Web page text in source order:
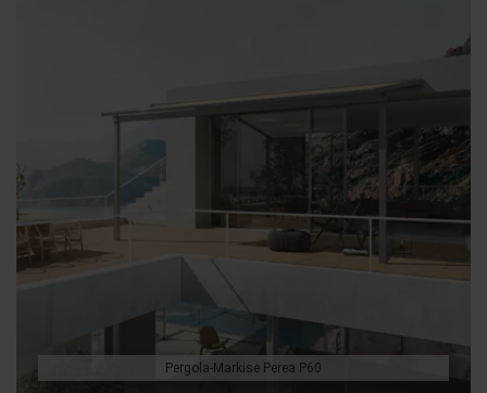
Pergola-Markise Perea P60